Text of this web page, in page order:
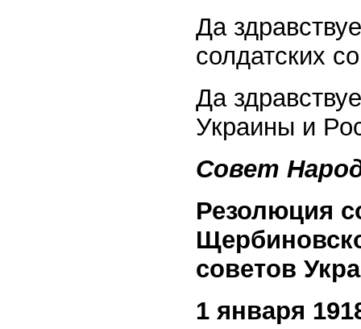
Да
солдатских
Да
Украины и
Совет
Резолюция
советов
1 января